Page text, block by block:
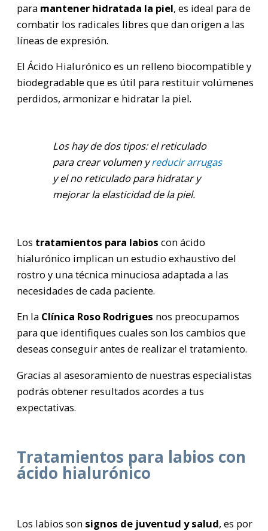
para mantener hidratada la piel, es ideal para de
combatir los radicales libres que dan origen a las
líneas de expresión.
El Ácido Hialurónico es un relleno biocompatible y
biodegradable que es útil para restituir volúmenes
perdidos, armonizar e hidratar la piel.
Los hay de dos tipos: el reticulado
para crear volumen yreducir arrugas
y el no reticulado para hidratar y
mejorar la elasticidad de la piel.
Los tratamientos para labios con ácido
hialurónico implican un estudio exhaustivo del
rostro y una técnica minuciosa adaptada a las
necesidades de cada paciente.
En la Clínica Roso Rodrigues nos preocupamos
para que identifiques cuales son los cambios que
deseas conseguir antes de realizar el tratamiento.
Gracias al asesoramiento de nuestras especialistas
podrás obtener resultados acordes a tus
expectativas.
Tratamientos para labios con
ácido hialurónico
Los labios son signos de juventud y salud, es por